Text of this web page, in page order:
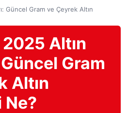
Güncel Gram ve Çeyrek Altın
2025 Altın
Gram
Altın
Ne?